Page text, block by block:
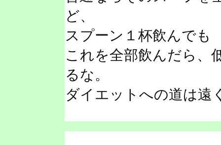
ど、
スプーン１杯飲んで
これを全部飲んだら、
るな。
ダイエットへの道は遠